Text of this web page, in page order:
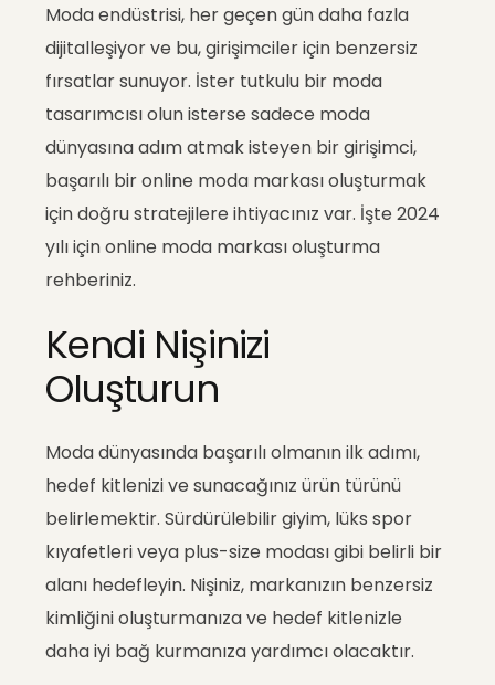
Moda endüstrisi, her geçen gün daha fazla
dijitalleşiyor ve bu, girişimciler için benzersiz
fırsatlar sunuyor. İster tutkulu bir moda
tasarımcısı olun isterse sadece moda
dünyasına adım atmak isteyen bir girişimci,
başarılı bir online moda markası oluşturmak
için doğru stratejilere ihtiyacınız var. İşte 2024
yılı için online moda markası oluşturma
rehberiniz.
Kendi Nişinizi
Oluşturun
Moda dünyasında başarılı olmanın ilk adımı,
hedef kitlenizi ve sunacağınız ürün türünü
belirlemektir. Sürdürülebilir giyim, lüks spor
kıyafetleri veya plus-size modası gibi belirli bir
alanı hedefleyin. Nişiniz, markanızın benzersiz
kimliğini oluşturmanıza ve hedef kitlenizle
daha iyi bağ kurmanıza yardımcı olacaktır.